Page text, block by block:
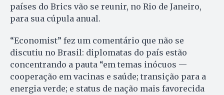
países do Brics vão se reunir, no Rio de Janeiro,
para sua cúpula anual.
“Economist” fez um comentário que não se
discutiu no Brasil: diplomatas do país estão
concentrando a pauta “em temas inócuos —
cooperação em vacinas e saúde; transição para a
energia verde; e status de nação mais favorecida